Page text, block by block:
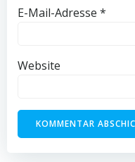
E-Mail-Adresse *
Website